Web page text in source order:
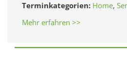
Terminkategorien: Home,
Mehr erfahren >>